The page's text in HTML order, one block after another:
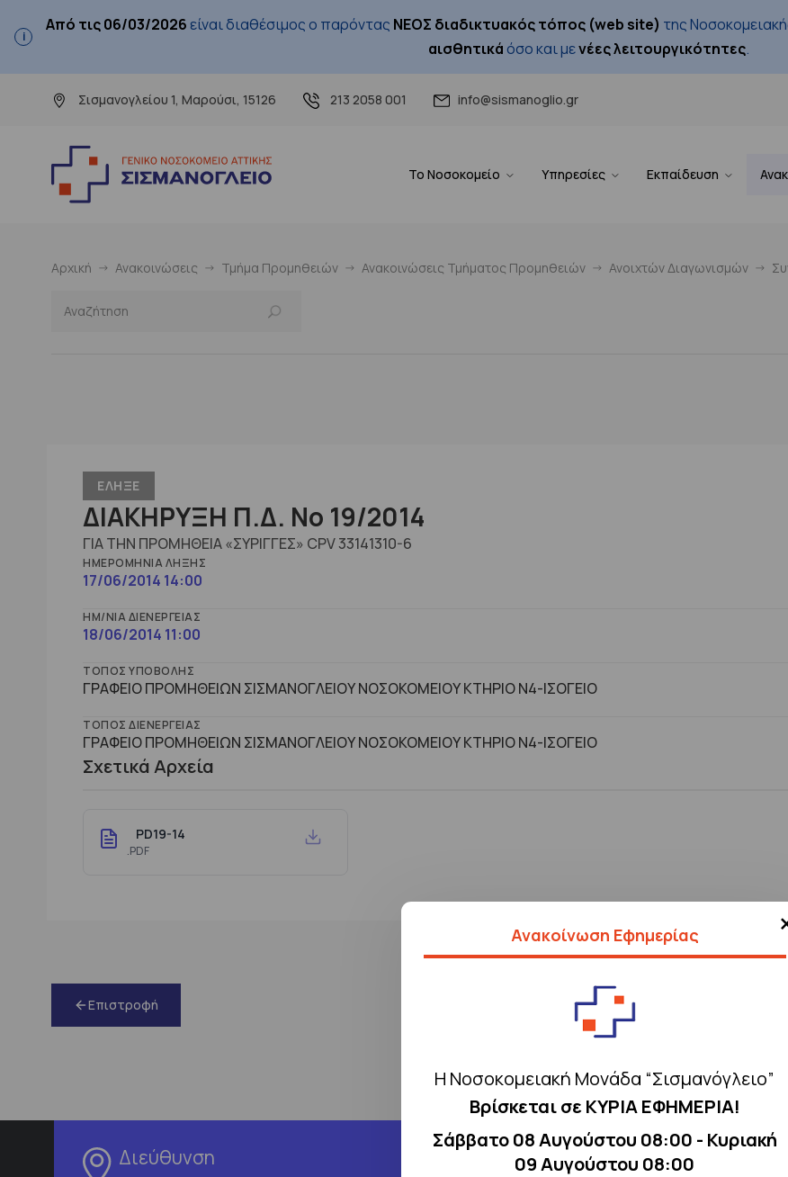
Από τις 06/03/2026 είναι διαθέσιμος ο παρόντας ΝΕΟΣ διαδικτυακός τόπος (web site) της
αισθητικάόσο και μενέες λειτουργικότητες.
Σισμανογλείου 1, Μαρούσι, 15126 213 2058 001 info@sismanoglio.gr
Το Νοσοκομείο Υπηρεσίες Εκπαίδευση
Ανακοίνωση Εφημερίας
Η Νοσοκομειακή Μονάδα “Σισμανόγλειο”
Βρίσκεται σε ΚΥΡΙΑ ΕΦΗΜΕΡΙΑ!
Σάββατο 08 Αυγούστου 08:00 - Κυριακή
09 Αυγούστου 08:00
Αρχική Ανακοινώσεις Τμήμα Προμηθειών Ανακοινώσεις Τμήματος Προμηθειών Ανοιχτών Διαγωνισμών
ΕΛΗΞΕ
ΔΙΑΚΗΡΥΞΗ Π.Δ. No 19/2014
ΓΙΑ ΤΗΝ ΠΡΟΜΗΘΕΙΑ «ΣΥΡΙΓΓΕΣ» CPV 33141310-6
ΗΜΕΡΟΜΗΝΊΑ ΛΉΞΗΣ
17/06/2014 14:00
ΗΜ/ΝΊΑ ΔΙΕΝΈΡΓΕΙΑΣ
18/06/2014 11:00
ΤΌΠΟΣ ΥΠΟΒΟΛΉΣ
ΓΡΑΦΕΙΟ ΠΡΟΜΗΘΕΙΩΝ ΣΙΣΜΑΝΟΓΛΕΙΟΥ ΝΟΣΟΚΟΜΕΙΟΥ ΚΤΗΡΙΟ Ν4-ΙΣΟΓΕΙΟ
ΤΌΠΟΣ ΔΙΕΝΈΡΓΕΙΑΣ
ΓΡΑΦΕΙΟ ΠΡΟΜΗΘΕΙΩΝ ΣΙΣΜΑΝΟΓΛΕΙΟΥ ΝΟΣΟΚΟΜΕΙΟΥ ΚΤΗΡΙΟ Ν4-ΙΣΟΓΕΙΟ
Σχετικά Αρχεία
PD19-14
.PDF
Επιστροφή
Διεύθυνση Τηλέφωνα